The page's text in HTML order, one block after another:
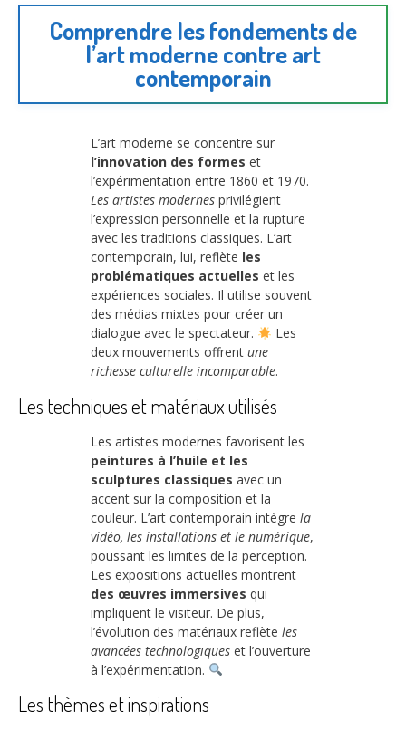
Comprendre les fondements de
l’art moderne contre art
contemporain
L’art moderne se concentre sur
l’innovation des formes et
l’expérimentation entre 1860 et 1970.
Les artistes modernes privilégient
l’expression personnelle et la rupture
avec les traditions classiques. L’art
contemporain, lui, reflète les
problématiques actuelles et les
expériences sociales. Il utilise souvent
des médias mixtes pour créer un
dialogue avec le spectateur.
Les
deux mouvements offrent une
richesse culturelle incomparable.
Les techniques et matériaux utilisés
Les artistes modernes favorisent les
peintures à l’huile et les
sculptures classiques avec un
accent sur la composition et la
couleur. L’art contemporain intègre la
vidéo, les installations et le numérique,
poussant les limites de la perception.
Les expositions actuelles montrent
des œuvres immersives qui
impliquent le visiteur. De plus,
l’évolution des matériaux reflète les
avancées technologiques et l’ouverture
à l’expérimentation.
Les thèmes et inspirations